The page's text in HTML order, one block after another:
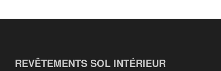
REVÊTEMENTS SOL INTÉRIEUR